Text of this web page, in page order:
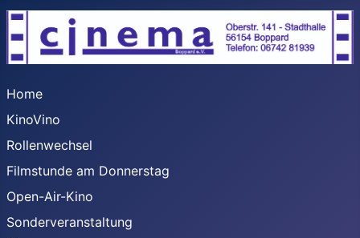
Home
KinoVino
Rollenwechsel
Filmstunde am Donnerstag
Open-Air-Kino
Sonderveranstaltung